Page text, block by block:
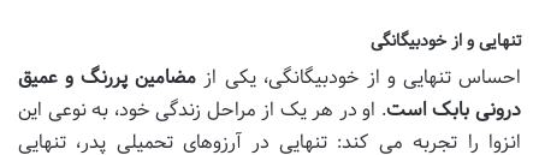
تنهایی و از خودبیگانگی
احساس تنهایی و از خودبیگانگی، یکی از مضامین پررنگ و عمیق
درونی بابک است. او در هر یک از مراحل زندگی خود، به نوعی این
انزوا را تجربه می کند: تنهایی در آرزوهای تحمیلی پدر، تنهایی